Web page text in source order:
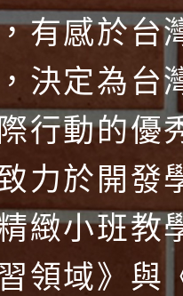
有感於台
決定為台
行動的優
力於開發
緻小班教
領域》與